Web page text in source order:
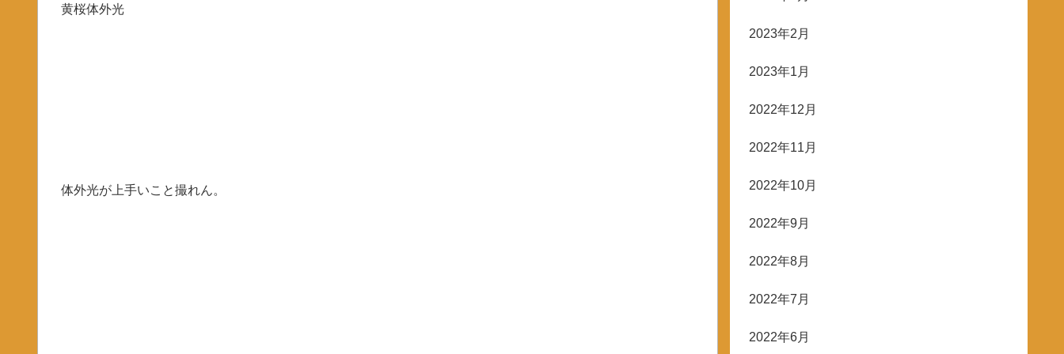
黄桜体外光
体外光が上手いこと撮れん。
2023年2月
2023年1月
2022年12月
2022年11月
2022年10月
2022年9月
2022年8月
2022年7月
2022年6月